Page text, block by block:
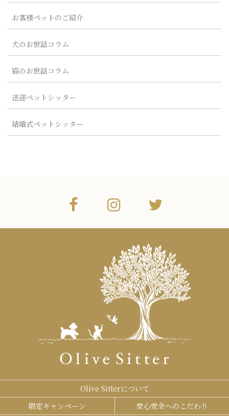
お客様ペットのご紹介
犬のお世話コラム
猫のお世話コラム
送迎ペットシッター
結婚式ペットシッター
Olive Sitterについて
限定キャンペーン
安心安全へのこだわり